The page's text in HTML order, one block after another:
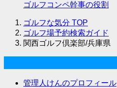
ゴルフコンペ幹事の役割
ゴルフな気分 TOP
ゴルフ場予約検索ガイド
関西ゴルフ倶楽部/兵庫県
管理人けんのプロフィール